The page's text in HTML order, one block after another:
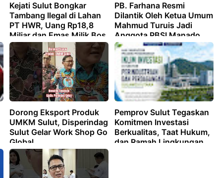
Kejati Sulut Bongkar
Tambang Ilegal di Lahan
PT HWR, Uang Rp18,8
Miliar dan Emas Milik Bos
ITCenter Jemmy Asiku &
Ci Gin Disita
PB. Farhana Resmi
Dilantik Oleh Ketua Umum
Mahmud Turuis Jadi
Anggota PBSI Manado
Ke-27, Siap Cetak Atlet
Dorong Eksport Produk
UMKM Sulut, Disperindag
Sulut Gelar Work Shop Go
Global
Pemprov Sulut Tegaskan
Komitmen Investasi
Berkualitas, Taat Hukum,
dan Ramah Lingkungan